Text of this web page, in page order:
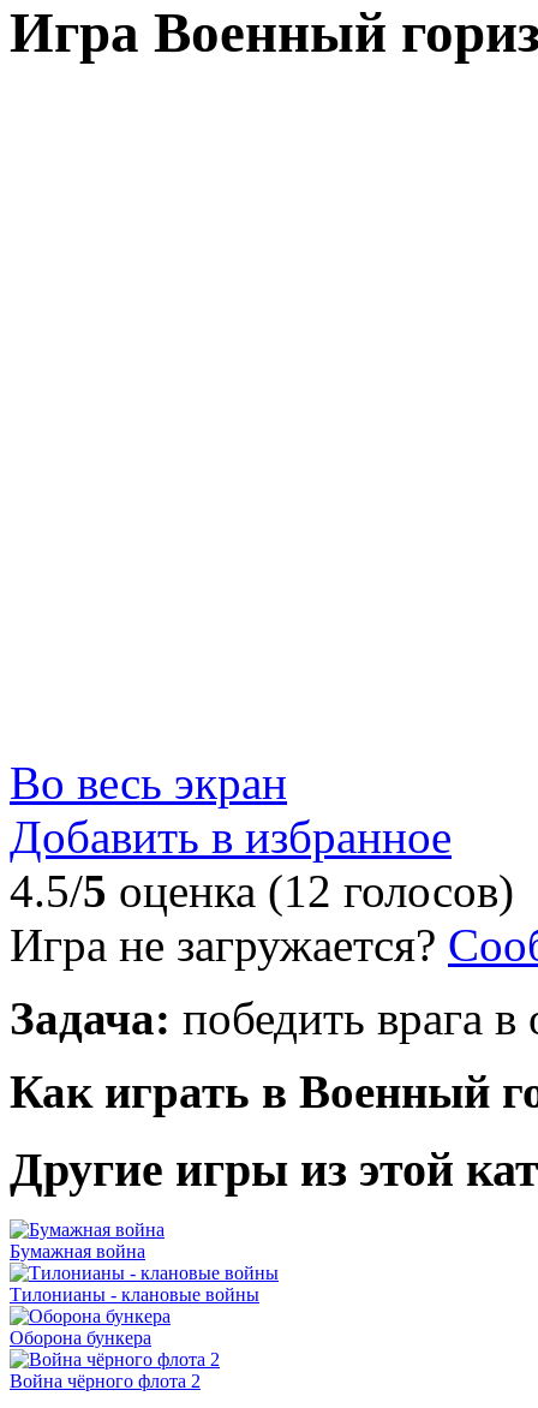
Игра Военный
Во весь экран
Добавить в избранное
4.5/5 оценка (12 голосов)
Игра не загружается?
Задача: победить врага в
Как играть в Военный
Другие игры из этой
Бумажная война
Тилонианы - клановые войны
Оборона бункера
Война чёрного флота 2